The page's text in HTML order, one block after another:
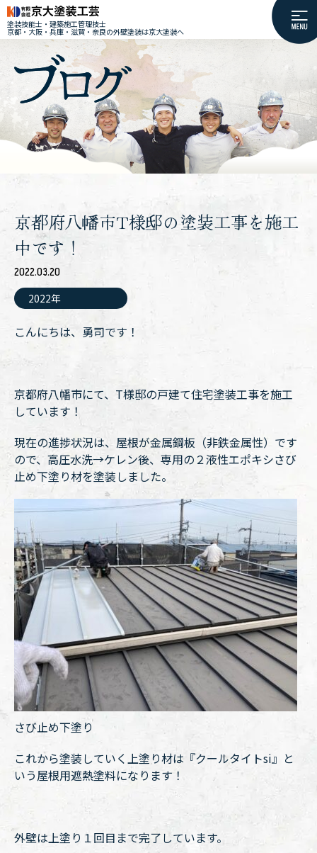
塗装技能士・建築施工管理技士
京都・大阪・兵庫・滋賀・奈良の外壁塗装は京大塗装へ
京都府八幡市T様邸の塗装工事を施工
中です！
2022.03.20
2022年
こんにちは、勇司です！
京都府八幡市にて、T様邸の戸建て住宅塗装工事を施工
しています！
現在の進捗状況は、屋根が金属鋼板（非鉄金属性）です
ので、高圧水洗→ケレン後、専用の２液性エポキシさび
止め下塗り材を塗装しました。
さび止め下塗り
これから塗装していく上塗り材は『クールタイトsi』と
いう屋根用遮熱塗料になります！
外壁は上塗り１回目まで完了しています。